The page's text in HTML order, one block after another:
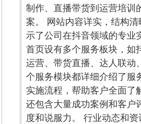
制作、直播带货到运营培训
案。 网站内容详实，结构
示了公司在抖音领域的专业
首页设有多个服务板块，如
运营、带货直播、达人联动
个服务模块都详细介绍了服
实施流程，帮助客户全面了
还包含大量成功案例和客户
度和说服力。 行业动态和资